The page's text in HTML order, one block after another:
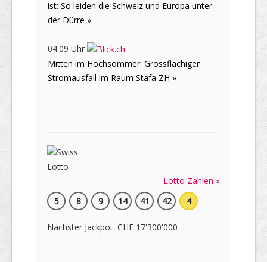
ist: So leiden die Schweiz und Europa unter
der Dürre »
04:09 Uhr
Mitten im Hochsommer: Grossflächiger
Stromausfall im Raum Stäfa ZH »
Lotto Zahlen »
5
8 9 14 41 42 4
Nächster Jackpot: CHF 17'300'000